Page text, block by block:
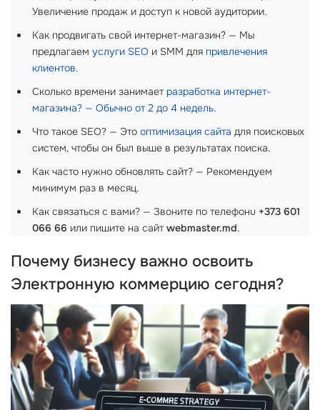
Увеличение продаж и доступ к новой аудитории.
Как продвигать свой интернет-магазин? — Мы
предлагаем услуги SEO и SMM для привлечения
клиентов.
Сколько времени занимает разработка интернет-
магазина? — Обычно от 2 до 4 недель.
Что такое SEO? — Это оптимизация сайта для поисковых
систем, чтобы он был выше в результатах поиска.
Как часто нужно обновлять сайт? — Рекомендуем
минимум раз в месяц.
Как связаться с вами? — Звоните по телефонu +373 601
066 66 или пишите на сайтwebmaster.md.
Почему бизнесу важно освоить
Электронную коммерцию сегодня?